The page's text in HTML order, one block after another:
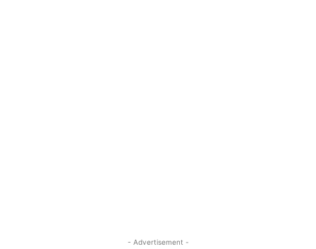
- Advertisement -